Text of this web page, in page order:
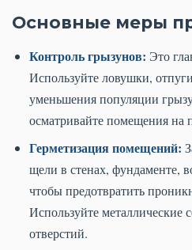
Основные меры
Контроль грызунов: Это
Используйте ловушки,
уменьшения популяции
осматривайте помещения на
Герметизация помещений:
щели в стенах, фундаменте,
чтобы предотвратить
Используйте металлические
отверстий.